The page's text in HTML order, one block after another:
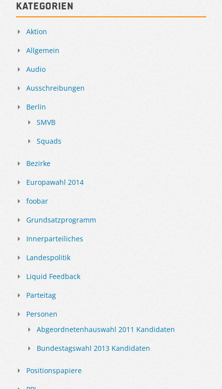
Kategorien
Aktion
Allgemein
Audio
Ausschreibungen
Berlin
SMVB
Squads
Bezirke
Europawahl 2014
foobar
Grundsatzprogramm
Innerparteiliches
Landespolitik
Liquid Feedback
Parteitag
Personen
Abgeordnetenhauswahl 2011 Kandidaten
Bundestagswahl 2013 Kandidaten
Positionspapiere